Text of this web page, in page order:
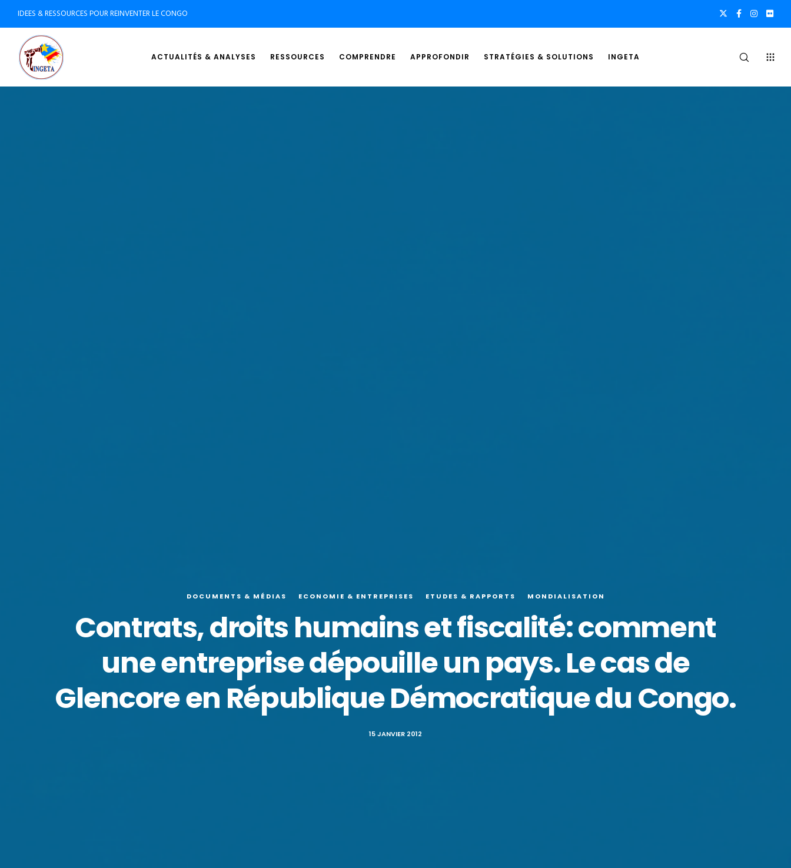
IDEES & RESSOURCES POUR REINVENTER LE CONGO
ACTUALITÉS & ANALYSES RESSOURCES COMPRENDRE APPROFONDIR STRATÉGIES & SOLUTIONS INGETA
DOCUMENTS & MÉDIAS ECONOMIE & ENTREPRISES ETUDES & RAPPORTS MONDIALISATION
Contrats, droits humains et fiscalité: comment
une entreprise dépouille un pays. Le cas de
Glencore en République Démocratique du Congo.
15 JANVIER 2012